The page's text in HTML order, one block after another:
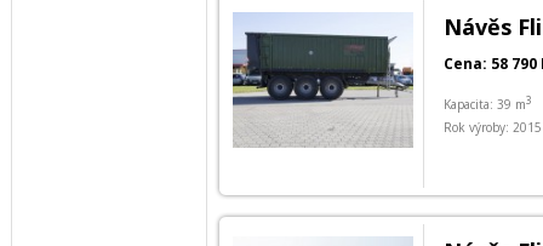
Návěs
Cena: 58 790
Kapacita: 39 m3
Rok výroby: 2015